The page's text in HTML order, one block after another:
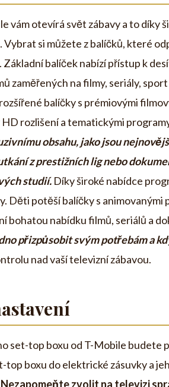
vám otevírá svět zábavy a to díky
si můžete z balíčků, které
balíček nabízí přístup k
zaměřených na filmy, seriály,
balíčky s prémiovými
rozlišení a tematickými
obsahu, jako jsou
z prestižních lig nebo
studií. Díky široké nabídce
Děti potěší balíčky s animovanými
bohatou nabídku filmů, seriálů a
přizpůsobit svým potřebám a
nad vaší televizní zábavou.
set-top boxu od T-Mobile budete
top boxu do elektrické zásuvky a
Nezapomeňte zvolit na televizi